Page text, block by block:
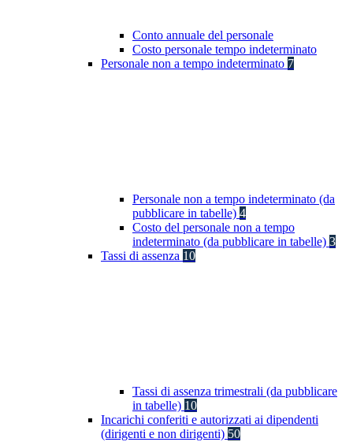
Conto annuale del personale
Costo personale tempo indeterminato
Personale non a tempo indeterminato 7
Personale non a tempo indeterminato (da
pubblicare in tabelle) 4
Costo del personale non a tempo
indeterminato (da pubblicare in tabelle) 3
Tassi di assenza 10
Tassi di assenza trimestrali (da pubblicare
in tabelle) 10
Incarichi conferiti e autorizzati ai dipendenti
(dirigenti e non dirigenti) 50